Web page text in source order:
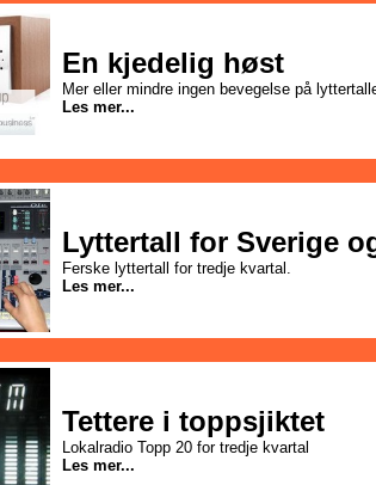
En kjedelig høst
Mer eller mindre ingen bevegelse på
Les mer...
Lyttertall for Sverige
Ferske lyttertall for tredje kvartal.
Les mer...
Tettere i toppsjiktet
Lokalradio Topp 20 for tredje kvartal
Les mer...